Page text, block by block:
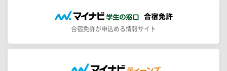
合宿免許が申込める情報サイト